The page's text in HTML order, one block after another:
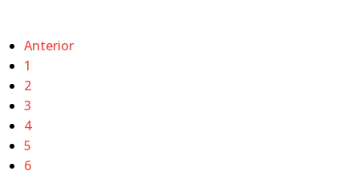
Anterior
1
2
3
4
5
6